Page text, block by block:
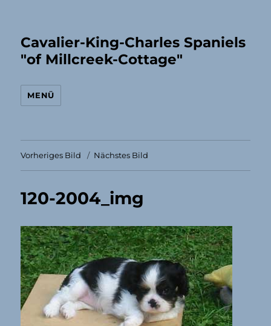
Cavalier-King-Charles Spaniels
"of Millcreek-Cottage"
MENÜ
Vorheriges Bild Nächstes Bild
120-2004_img